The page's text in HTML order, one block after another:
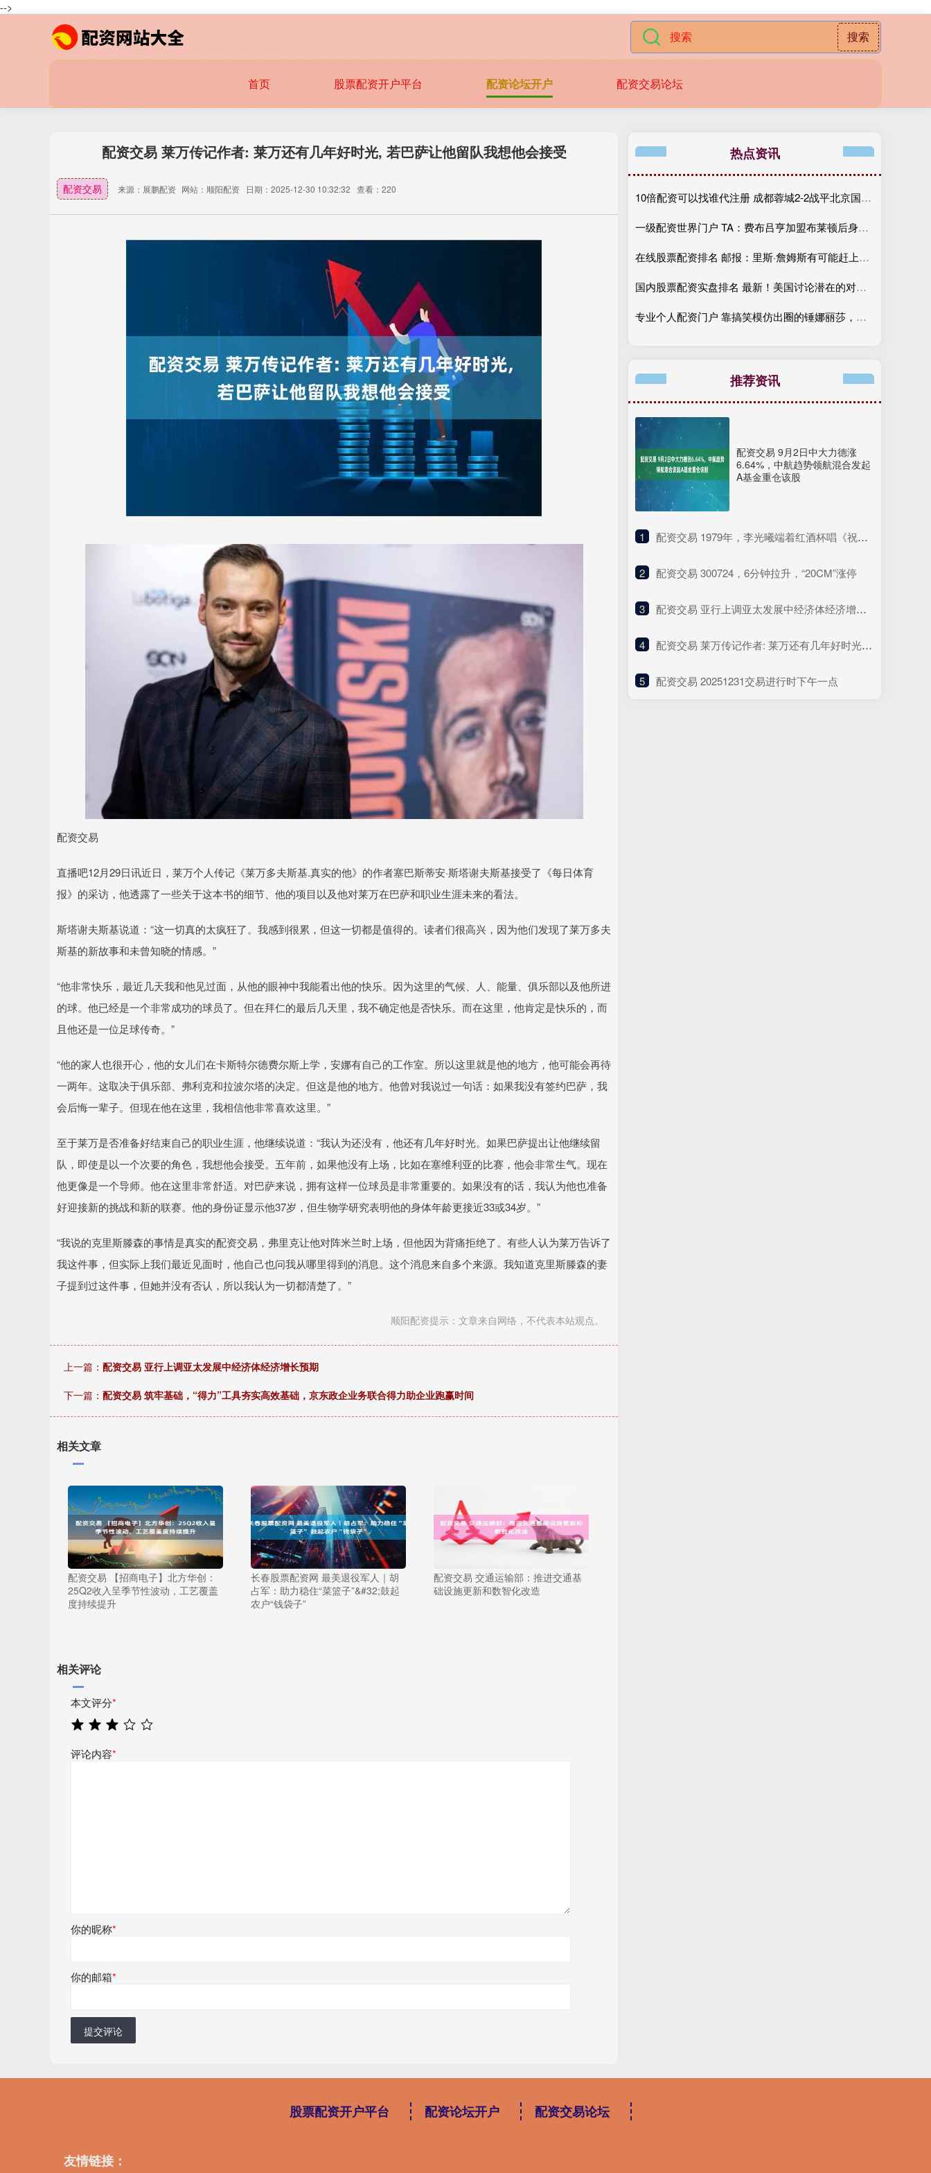
-->
搜索
首页 股票配资开户平台 配资论坛开户 配资交易论坛
配资交易 莱万传记作者: 莱万还有几年好时光, 若巴萨让他留队我想他会接受
配资交易 来源：展鹏配资 网站：顺阳配资 日期：2025-12-30 10:32:32 查看：220
配资交易
直播吧12月29日讯近日，莱万个人传记《莱万多夫斯基.真实的他》的作者塞巴斯蒂安·斯塔谢夫斯基接受了《每日体育
报》的采访，他透露了一些关于这本书的细节、他的项目以及他对莱万在巴萨和职业生涯未来的看法。
斯塔谢夫斯基说道：“这一切真的太疯狂了。我感到很累，但这一切都是值得的。读者们很高兴，因为他们发现了莱万多夫
斯基的新故事和未曾知晓的情感。”
“他非常快乐，最近几天我和他见过面，从他的眼神中我能看出他的快乐。因为这里的气候、人、能量、俱乐部以及他所进
的球。他已经是一个非常成功的球员了。但在拜仁的最后几天里，我不确定他是否快乐。而在这里，他肯定是快乐的，而
且他还是一位足球传奇。”
“他的家人也很开心，他的女儿们在卡斯特尔德费尔斯上学，安娜有自己的工作室。所以这里就是他的地方，他可能会再待
一两年。这取决于俱乐部、弗利克和拉波尔塔的决定。但这是他的地方。他曾对我说过一句话：如果我没有签约巴萨，我
会后悔一辈子。但现在他在这里，我相信他非常喜欢这里。”
至于莱万是否准备好结束自己的职业生涯，他继续说道：“我认为还没有，他还有几年好时光。如果巴萨提出让他继续留
队，即使是以一个次要的角色，我想他会接受。五年前，如果他没有上场，比如在塞维利亚的比赛，他会非常生气。现在
他更像是一个导师。他在这里非常舒适。对巴萨来说，拥有这样一位球员是非常重要的。如果没有的话，我认为他也准备
好迎接新的挑战和新的联赛。他的身份证显示他37岁，但生物学研究表明他的身体年龄更接近33或34岁。”
“我说的克里斯滕森的事情是真实的配资交易，弗里克让他对阵米兰时上场，但他因为背痛拒绝了。有些人认为莱万告诉了
我这件事，但实际上我们最近见面时，他自己也问我从哪里得到的消息。这个消息来自多个来源。我知道克里斯滕森的妻
子提到过这件事，但她并没有否认，所以我认为一切都清楚了。”
顺阳配资提示：文章来自网络，不代表本站观点。
上一篇： 配资交易 亚行上调亚太发展中经济体经济增长预期
下一篇： 配资交易 筑牢基础，“得力”工具夯实高效基础，京东政企业务联合得力助企业跑赢时间
相关文章
配资交易 【招商电子】北方华创：
25Q2收入呈季节性波动，工艺覆盖
度持续提升
长春股票配资网 最美退役军人｜胡
占军：助力稳住“菜篮子”&#32;鼓起
农户“钱袋子”
配资交易 交通运输部：推进交通基
础设施更新和数智化改造
相关评论
本文评分*
评论内容*
你的昵称*
你的邮箱*
提交评论
热点资讯
10倍配资可以找谁代注册 成都蓉城2-2战平北京国安，索罗金伤停补时阶段头球破门
一级配资世界门户 TA：费布吕亨加盟布莱顿后身价翻番，球员今夏可能前往豪门
在线股票配资排名 邮报：里斯·詹姆斯有可能赶上出战挪威，斯彭斯情况待观察
国内股票配资实盘排名 最新！美国讨论潜在的对伊朗谈判
专业个人配资门户 靠搞笑模仿出圈的锤娜丽莎，唱功获哪些知名音乐人认可？
推荐资讯
配资交易 9月2日中大力德涨
6.64%，中航趋势领航混合发起
A基金重仓该股
1 ​配资交易 1979年，李光曦端着红酒杯唱《祝酒歌》，看到李先念站起身：坏了
2 ​配资交易 300724，6分钟拉升，“20CM”涨停
3 ​配资交易 亚行上调亚太发展中经济体经济增长预期
4 ​配资交易 莱万传记作者: 莱万还有几年好时光, 若巴萨让他留队我想他会接受
5 ​配资交易 20251231交易进行时下午一点
股票配资开户平台 配资论坛开户 配资交易论坛
友情链接：